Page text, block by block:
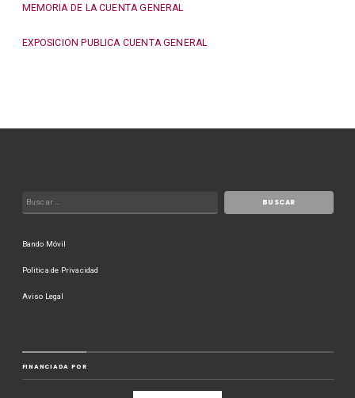
MEMORIA DE LA CUENTA GENERAL
EXPOSICION PUBLICA CUENTA GENERAL
Bando Móvil
Politica de Privacidad
Aviso Legal
FINANCIADA POR